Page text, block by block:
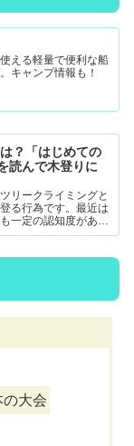
える軽量で便利な船
キャンプ情報も！
？「はじめての
読んで木登りに
リークライミングと
る行為です。最近は
一定の認知度がある
クニック(MRS-ム...
の大会